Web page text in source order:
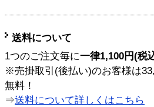
送料について
1つのご注文毎に一律1,100円(税
※売掛取引(後払い)のお客様は
無料！
⇒送料について詳しくはこちら